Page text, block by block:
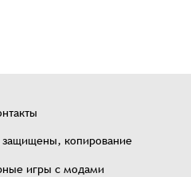
защищены, копирование
игры с модами